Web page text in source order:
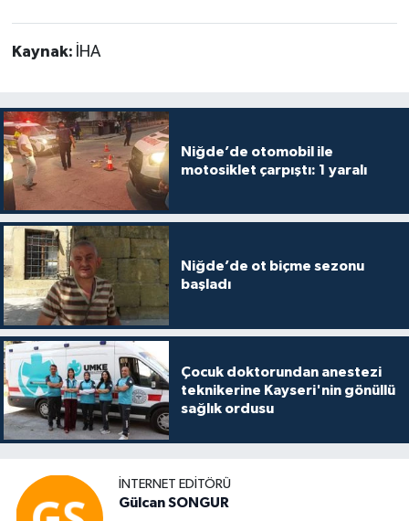
Kaynak: İHA
Niğde’de otomobil ile
motosiklet çarpıştı: 1 yaralı
Niğde’de ot biçme sezonu
başladı
Çocuk doktorundan anestezi
teknikerine Kayseri'nin gönüllü
sağlık ordusu
İNTERNET EDITÖRÜ
Gülcan SONGUR